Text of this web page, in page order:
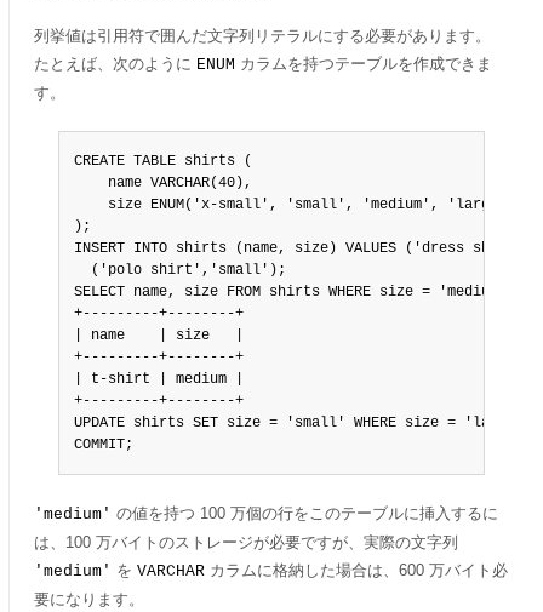
列挙値は引用符で囲んだ文字列リテラルにする必要があります。
たとえば、次のように ENUM カラムを持つテーブルを作成できま
す。
CREATE TABLE shirts (
    name VARCHAR(40),
size ENUM('x-small', 'small', 'medium', 'large',
);
INSERT INTO shirts (name, size) VALUES ('dress
  ('polo shirt','small');
SELECT name, size FROM shirts WHERE size = 'medium';
+---------+--------+
| name    | size   |
+---------+--------+
| t-shirt | medium |
+---------+--------+
UPDATE shirts SET size = 'small' WHERE size = 'large';
COMMIT;
'medium' の値を持つ 100 万個の行をこのテーブルに挿入するに
は、100 万バイトのストレージが必要ですが、実際の文字列
'medium' を VARCHAR カラムに格納した場合は、600 万バイト必
要になります。